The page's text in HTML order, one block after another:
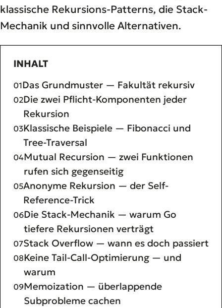
klassische Rekursions-Patterns, die Stack-
Mechanik und sinnvolle Alternativen.
INHALT
Das Grundmuster — Fakultät rekursiv
Die zwei Pflicht-Komponenten jeder
Rekursion
Klassische Beispiele — Fibonacci und
Tree-Traversal
Mutual Recursion — zwei Funktionen
rufen sich gegenseitig
Anonyme Rekursion — der Self-
Reference-Trick
Die Stack-Mechanik — warum Go
tiefere Rekursionen verträgt
Stack Overflow — wann es doch passiert
Keine Tail-Call-Optimierung — und
warum
Memoization — überlappende
Subprobleme cachen